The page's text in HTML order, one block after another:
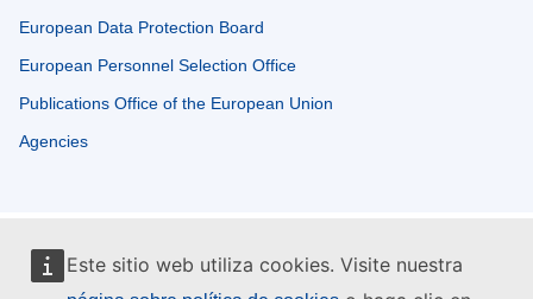
Este sitio web utiliza cookies. Visite nuestra
European Data Protection Board
European Personnel Selection Office
Publications Office of the European Union
Agencies